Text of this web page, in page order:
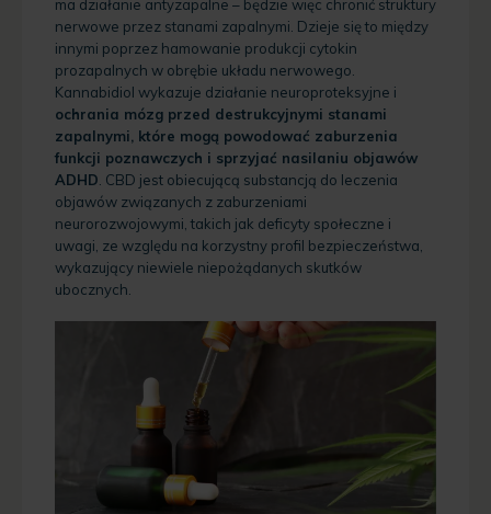
ma działanie antyzapalne – będzie więc chronić struktury
nerwowe przez stanami zapalnymi. Dzieje się to między
innymi poprzez hamowanie produkcji cytokin
prozapalnych w obrębie układu nerwowego.
Kannabidiol wykazuje działanie neuroproteksyjne i
ochrania mózg przed destrukcyjnymi stanami
zapalnymi, które mogą powodować zaburzenia
funkcji poznawczych i sprzyjać nasilaniu objawów
ADHD . CBD jest obiecującą substancją do leczenia
objawów związanych z zaburzeniami
neurorozwojowymi, takich jak deficyty społeczne i
uwagi, ze względu na korzystny profil bezpieczeństwa,
wykazujący niewiele niepożądanych skutków
ubocznych.